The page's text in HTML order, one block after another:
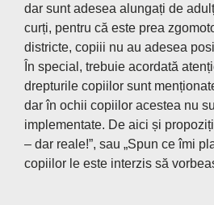
dar sunt adesea alungați de
curți, pentru că este prea
districte, copiii nu au adesea
În special, trebuie acordată
drepturile copiilor sunt
dar în ochii copiilor acestea nu
implementate. De aici și
– dar reale!”, sau „Spun ce îmi
copiilor le este interzis să